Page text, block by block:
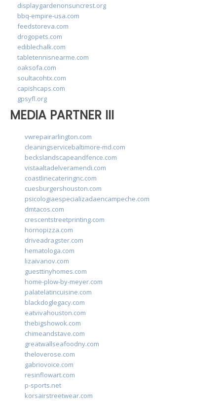
displaygardenonsuncrest.org
bbq-empire-usa.com
feedstoreva.com
drogopets.com
ediblechalk.com
tabletennisnearme.com
oaksofa.com
soultacohtx.com
capishcaps.com
gpsyfl.org
MEDIA PARTNER III
vwrepairarlington.com
cleaningservicebaltimore-md.com
beckslandscapeandfence.com
vistaaltadelveramendi.com
coastlinecateringnc.com
cuesburgershouston.com
psicologiaespecializadaencampeche.com
dmtacos.com
crescentstreetprinting.com
hornopizza.com
driveadragster.com
hematologa.com
lizaivanov.com
guesttinyhomes.com
home-plow-by-meyer.com
palatelatincuisine.com
blackdoglegacy.com
eatvivahouston.com
thebigshowok.com
chimeandstave.com
greatwallseafoodny.com
theloverose.com
gabriovoice.com
resinflowart.com
p-sports.net
korsairstreetwear.com